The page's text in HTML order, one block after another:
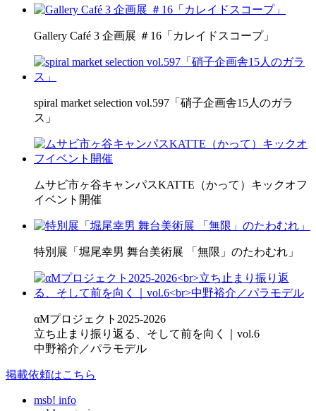
Gallery Café 3 企画展 ＃16「カレイドスコープ」
spiral market selection vol.597「硝子企画舎15人のガラ
ス」
ムサビ市ヶ谷キャンパスKATTE（かって）キックオフ
イベント開催
特別展「堀尾幸男 舞台美術展 「無限」のたわむれ」
αMプロジェクト2025-2026
立ち止まり振り返る、そして前を向く｜vol.6
中野裕介／パラモデル
掲載依頼はこちら
msb! info